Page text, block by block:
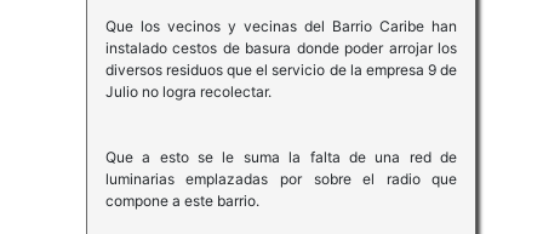
Que los vecinos y vecinas del Barrio Caribe han
instalado cestos de basura donde poder arrojar los
diversos residuos que el servicio de la empresa 9 de
Julio no logra recolectar.
Que a esto se le suma la falta de una red de
luminarias emplazadas por sobre el radio que
compone a este barrio.